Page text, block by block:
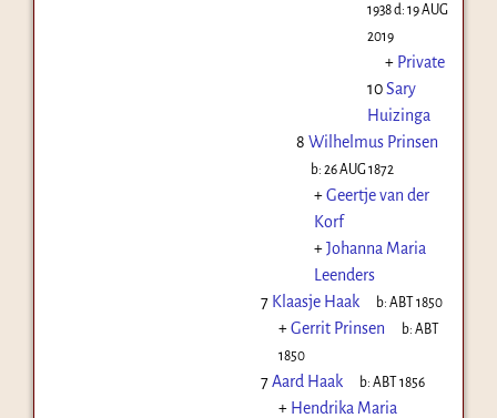
1938d: 19 AUG
2019
+ Private
10Sary
Huizinga
8 Wilhelmus Prinsen
b:26 AUG 1872
+Geertje van der
Korf
+Johanna Maria
Leenders
7 Klaasje Haak b:ABT 1850
+Gerrit Prinsen b:ABT
1850
7Aard Haak b:ABT 1856
+ Hendrika Maria